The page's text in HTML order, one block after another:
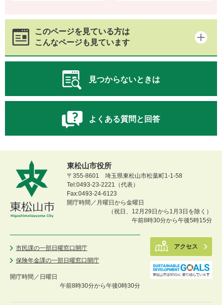
このページを見ている方は
こんなページも見ています
見つからないときは
よくある質問と回答
東松山市役所
〒355-8601 埼玉県東松山市松葉町1-1-58
Tel:0493-23-2221（代表）
Fax:0493-24-6123
開庁時間／月曜日から金曜日
（祝日、12月29日から1月3日を除く）
午前8時30分から午後5時15分
市民課の一部日曜窓口開庁
保険年金課の一部日曜窓口開庁
開庁時間／ 日曜日
午前8時30分から午後0時30分
アクセス